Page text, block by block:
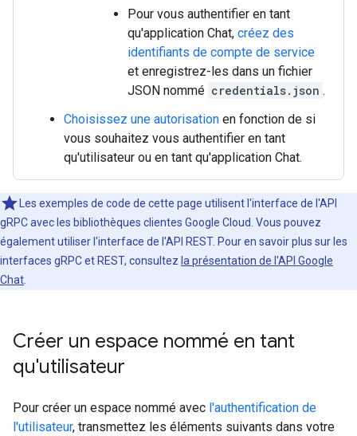
Pour vous authentifier en tant
qu'application Chat, créez des
identifiants de compte de service
et enregistrez-les dans un fichier
JSON nommé credentials.json .
Choisissez une autorisation en fonction de si
vous souhaitez vous authentifier en tant
qu'utilisateur ou en tant qu'application Chat.
Les exemples de code de cette page utilisent l'interface de l'API
gRPC avec les bibliothèques clientes Google Cloud. Vous pouvez
également utiliser l'interface de l'API REST. Pour en savoir plus sur les
interfaces gRPC et REST, consultez la présentation de l'API Google
Chat
Créer un espace nommé en tant
qu'utilisateur
Pour créer un espace nommé avec l'authentification de
l'utilisateur, transmettez les éléments suivants dans votre